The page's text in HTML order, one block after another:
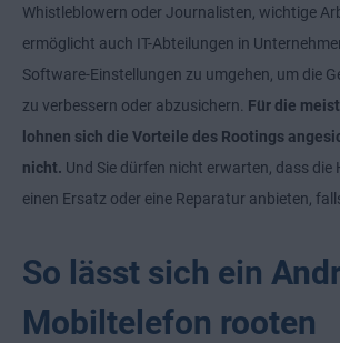
Whistleblowern oder Journalisten, wichtige
ermöglicht auch IT-Abteilungen in
Software-Einstellungen zu umgehen, um die
zu verbessern oder abzusichern. Für die
lohnen sich die Vorteile des Rootings
nicht. Und Sie dürfen nicht erwarten, dass die
einen Ersatz oder eine Reparatur anbieten,
So lässt sich ein
Mobiltelefon rooten